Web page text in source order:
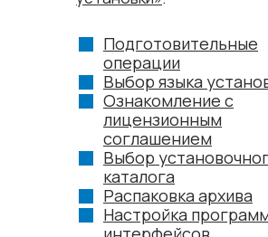
Подготовительные
операции
Выбор языка
Ознакомление с
лицензионным
соглашением
Выбор
каталога
Распаковка архива
Настройка